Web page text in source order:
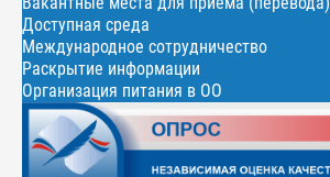
Доступная среда
Международное сотрудничество
Раскрытие информации
Организация питания в ОО